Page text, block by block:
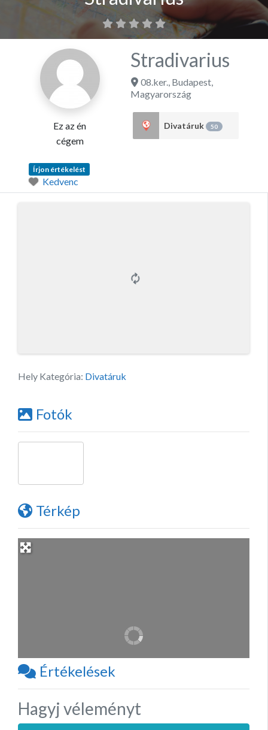
Ez az én
cégem
Stradivarius
08.ker., Budapest,
Magyarország
Divatáruk 50
Írjon értékelést
Kedvenc
Hely Kategória: Divatáruk
Fotók
Térkép
Értékelések
Hagyj véleményt